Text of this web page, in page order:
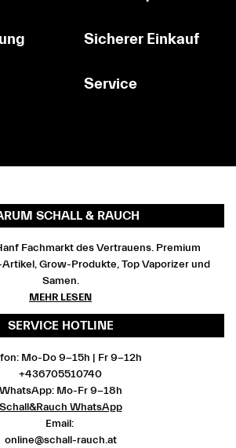
Sicherer Einkauf
Service
SCHALL & RAUCH
Fachmarkt des Vertrauens. Premium
Grow-Produkte, Top Vaporizer und
Samen.
MEHR LESEN
SERVICE HOTLINE
Mo-Do 9-15h | Fr 9-12h
+436705510740
WhatsApp: Mo-Fr 9-18h
Schall&Rauch WhatsApp
Email:
online@schall-rauch.at